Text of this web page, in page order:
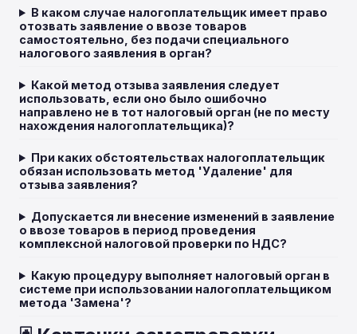
В каком случае налогоплательщик имеет право
отозвать заявление о ввозе товаров
самостоятельно, без подачи специального
налогового заявления в орган?
Какой метод отзыва заявления следует
использовать, если оно было ошибочно
направлено не в тот налоговый орган (не по месту
нахождения налогоплательщика)?
При каких обстоятельствах налогоплательщик
обязан использовать метод 'Удаление' для
отзыва заявления?
Допускается ли внесение изменений в заявление
о ввозе товаров в период проведения
комплексной налоговой проверки по НДС?
Какую процедуру выполняет налоговый орган в
системе при использовании налогоплательщиком
метода 'Замена'?